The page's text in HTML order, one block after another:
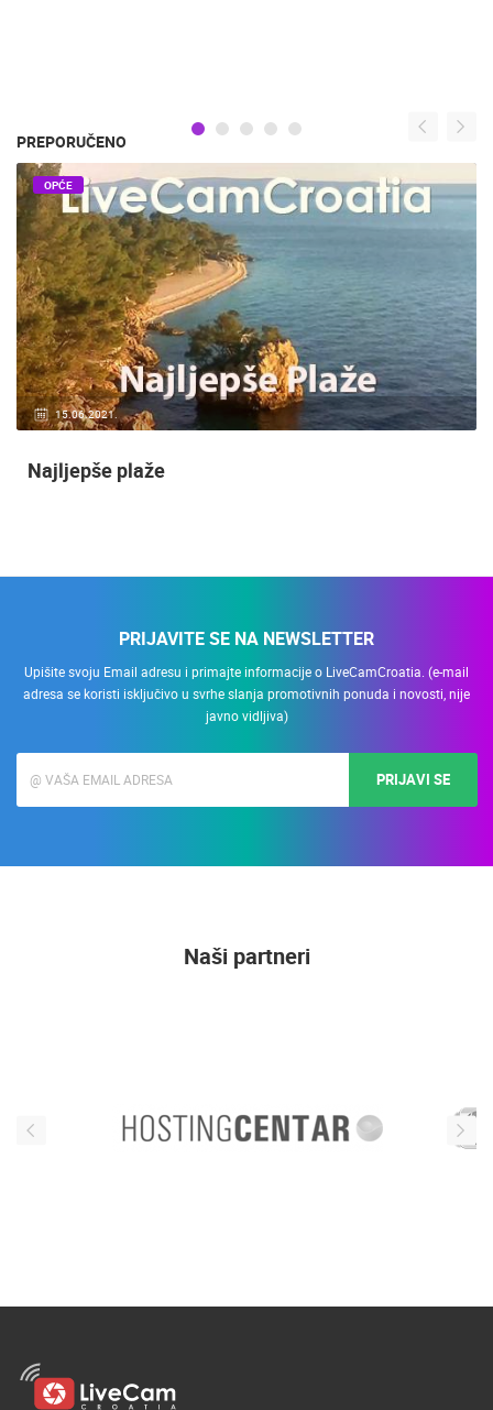
PREPORUČENO
15.06.2021.
OPĆE
Najljepše plaže
PRIJAVITE SE NA NEWSLETTER
Upišite svoju Email adresu i primajte informacije o LiveCamCroatia. (e-mail
adresa se koristi isključivo u svrhe slanja promotivnih ponuda i novosti, nije
javno vidljiva)
PRIJAVI SE
Naši partneri